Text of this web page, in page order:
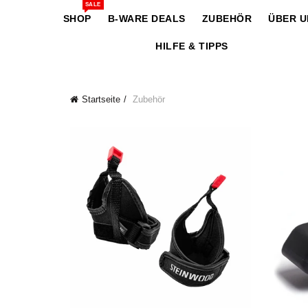
SHOP
SALE
B-WARE DEALS ZUBEHÖR ÜBER
HILFE & TIPPS
Startseite Zubehör